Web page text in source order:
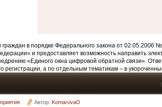
в порядке Федерального закона от 02.05.2006
и предоставляет возможность направить
«Единого окна цифровой обратной связи».
регистрации, а по отдельным тематикам – в
Автор:KomarovaO